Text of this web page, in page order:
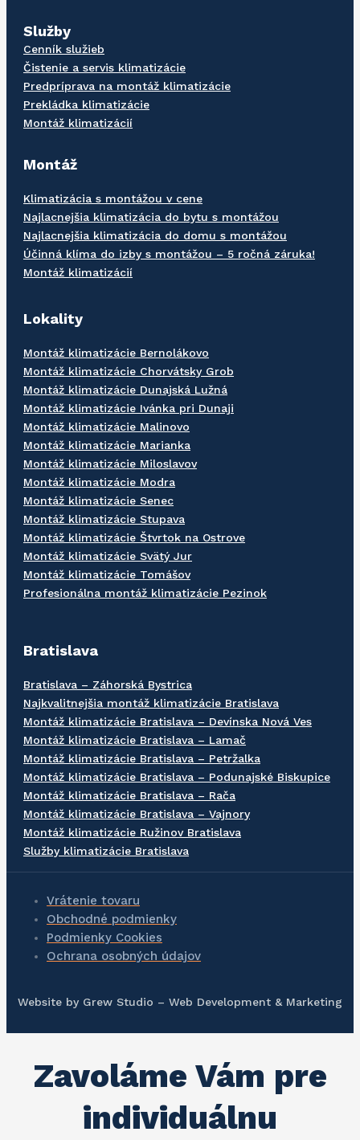
Služby
Cenník služieb
Čistenie a servis klimatizácie
Predpríprava na montáž klimatizácie
Prekládka klimatizácie
Montáž klimatizácií
Montáž
Klimatizácia s montážou v cene
Najlacnejšia klimatizácia do bytu s montážou
Najlacnejšia klimatizácia do domu s montážou
Účinná klíma do izby s montážou – 5 ročná záruka!
Montáž klimatizácií
Lokality
Montáž klimatizácie Bernolákovo
Montáž klimatizácie Chorvátsky Grob
Montáž klimatizácie Dunajská Lužná
Montáž klimatizácie Ivánka pri Dunaji
Montáž klimatizácie Malinovo
Montáž klimatizácie Marianka
Montáž klimatizácie Miloslavov
Montáž klimatizácie Modra
Montáž klimatizácie Senec
Montáž klimatizácie Stupava
Montáž klimatizácie Štvrtok na Ostrove
Montáž klimatizácie Svätý Jur
Montáž klimatizácie Tomášov
Profesionálna montáž klimatizácie Pezinok
Bratislava
Bratislava – Záhorská Bystrica
Najkvalitnejšia montáž klimatizácie Bratislava
Montáž klimatizácie Bratislava – Devínska Nová Ves
Montáž klimatizácie Bratislava – Lamač
Montáž klimatizácie Bratislava – Petržalka
Montáž klimatizácie Bratislava – Podunajské Biskupice
Montáž klimatizácie Bratislava – Rača
Montáž klimatizácie Bratislava – Vajnory
Montáž klimatizácie Ružinov Bratislava
Služby klimatizácie Bratislava
Vrátenie tovaru
Obchodné podmienky
Podmienky Cookies
Ochrana osobných údajov
Website by Grew Studio – Web Development & Marketing
Zavoláme Vám pre
individuálnu